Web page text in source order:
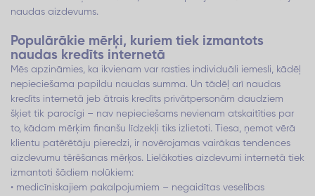
naudas aizdevums.
Populārākie mērķi, kuriem tiek izmantots
naudas kredīts internetā
Mēs apzināmies, ka ikvienam var rasties individuāli iemesli, kādēļ
nepieciešama papildu naudas summa. Un tādēļ arī naudas
kredīts internetā jeb ātrais kredīts privātpersonām daudziem
šķiet tik parocīgi – nav nepieciešams nevienam atskaitīties par
to, kādam mērķim finanšu līdzekļi tiks izlietoti. Tiesa, ņemot vērā
klientu patērētāju pieredzi, ir novērojamas vairākas tendences
aizdevumu tērēšanas mērķos. Lielākoties aizdevumi internetā tiek
izmantoti šādiem nolūkiem:
• medicīniskajiem pakalpojumiem – negaidītas veselības